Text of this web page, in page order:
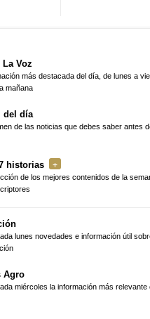
La Voz
más destacada del día, de lunes a
mañana
del día
de las noticias que debes saber antes
historias
de los mejores contenidos de la
lunes novedades e información útil
Agro
miércoles la información más relevante